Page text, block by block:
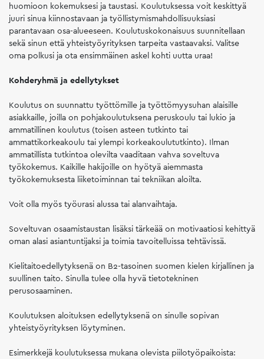
huomioon kokemuksesi ja taustasi. Koulutuksessa voit keskittyä
juuri sinua kiinnostavaan ja työllistymismahdollisuuksiasi
parantavaan osa-alueeseen. Koulutuskokonaisuus suunnitellaan
sekä sinun että yhteistyöyrityksen tarpeita vastaavaksi. Valitse
oma polkusi ja ota ensimmäinen askel kohti uutta uraa!
Kohderyhmä ja edellytykset
Koulutus on suunnattu työttömille ja työttömyysuhan alaisille
asiakkaille, joilla on pohjakoulutuksena peruskoulu tai lukio ja
ammatillinen koulutus (toisen asteen tutkinto tai
ammattikorkeakoulu tai ylempi korkeakoulututkinto). Ilman
ammatillista tutkintoa olevilta vaaditaan vahva soveltuva
työkokemus. Kaikille hakijoille on hyötyä aiemmasta
työkokemuksesta liiketoiminnan tai tekniikan aloilta.
Voit olla myös työurasi alussa tai alanvaihtaja.
Soveltuvan osaamistaustan lisäksi tärkeää on motivaatiosi kehittyä
oman alasi asiantuntijaksi ja toimia tavoitelluissa tehtävissä.
Kielitaitoedellytyksenä on B2-tasoinen suomen kielen kirjallinen ja
suullinen taito. Sinulla tulee olla hyvä tietotekninen
perusosaaminen.
Koulutuksen aloituksen edellytyksenä on sinulle sopivan
yhteistyöyrityksen löytyminen.
Esimerkkejä koulutuksessa mukana olevista piilotyöpaikoista: